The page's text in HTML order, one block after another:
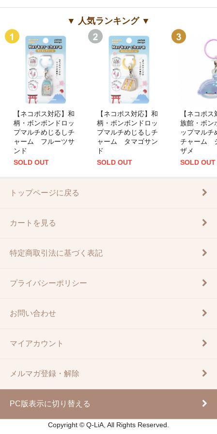
▼ 人気ランキング ▼
【ネコポス対応】和
柄・ボンボンドロッ
プマルチめじるしチ
ャーム フルーツサ
ンド
SOLD OUT
【ネコポス対応】和
柄・ボンボンドロッ
プマルチめじるしチ
ャーム タマゴサン
ド
SOLD OUT
【ネコポ
族館・ボン
ップマルチ
チャーム
ザメ
SOLD OUT
トップページに戻る
カートを見る
特定商取引法に基づく表記
プライバシーポリシー
お問い合わせ
マイアカウント
メルマガ登録・解除
PC版表示に切り替える
Copyright © Q-LiA, All Rights Reserved.